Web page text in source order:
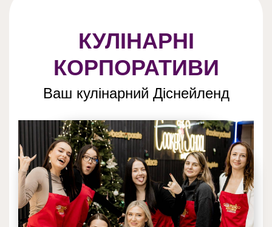
КУЛІНАРНІ
КОРПОРАТИВИ
Ваш кулінарний Діснейленд